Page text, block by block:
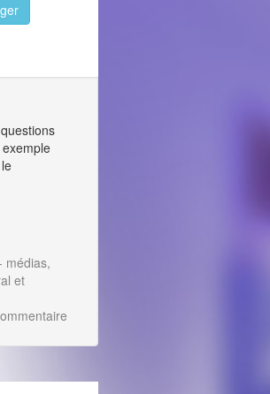
médias,
et